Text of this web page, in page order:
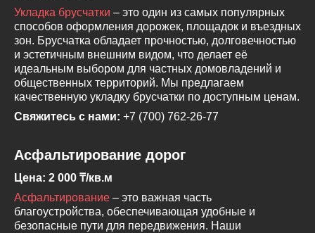
Укладка брусчатки – это один из самых популярных
способов оформления дорожек, площадок и въездных
зон. Брусчатка обладает прочностью, долговечностью
и эстетичным внешним видом, что делает её
идеальным выбором для частных домовладений и
общественных территорий. Мы предлагаем
качественную укладку брусчатки по доступным ценам.
Свяжитесь с нами: +7 (700) 762-26-77
Асфальтирование дорог
Цена: 2 000 ₸/кв.м
Асфальтирование – это важная часть
благоустройства, обеспечивающая удобные и
безопасные пути для передвижения. Наши